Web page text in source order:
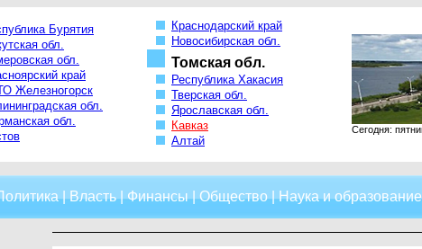
Бурятия
обл.
обл.
край
Железногорск
обл.
обл.
Краснодарский край
Новосибирская обл.
Томская обл.
Республика Хакасия
Тверская обл.
Ярославская обл.
Кавказ
Алтай
Сегодня:
|Власть|Финансы|Общество|Наука и образование